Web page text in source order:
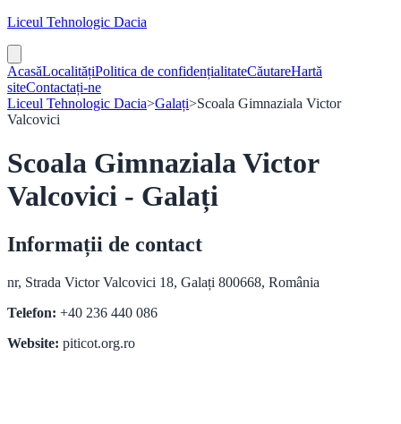
Liceul Tehnologic Dacia
AcasăLocalitățiPolitica de confidențialitateCăutareHartă
siteContactați-ne
Liceul Tehnologic Dacia>Galați>Scoala Gimnaziala Victor
Valcovici
Scoala Gimnaziala Victor
Valcovici - Galați
Informații de contact
nr, Strada Victor Valcovici 18, Galați 800668, România
Telefon: +40 236 440 086
Website: piticot.org.ro